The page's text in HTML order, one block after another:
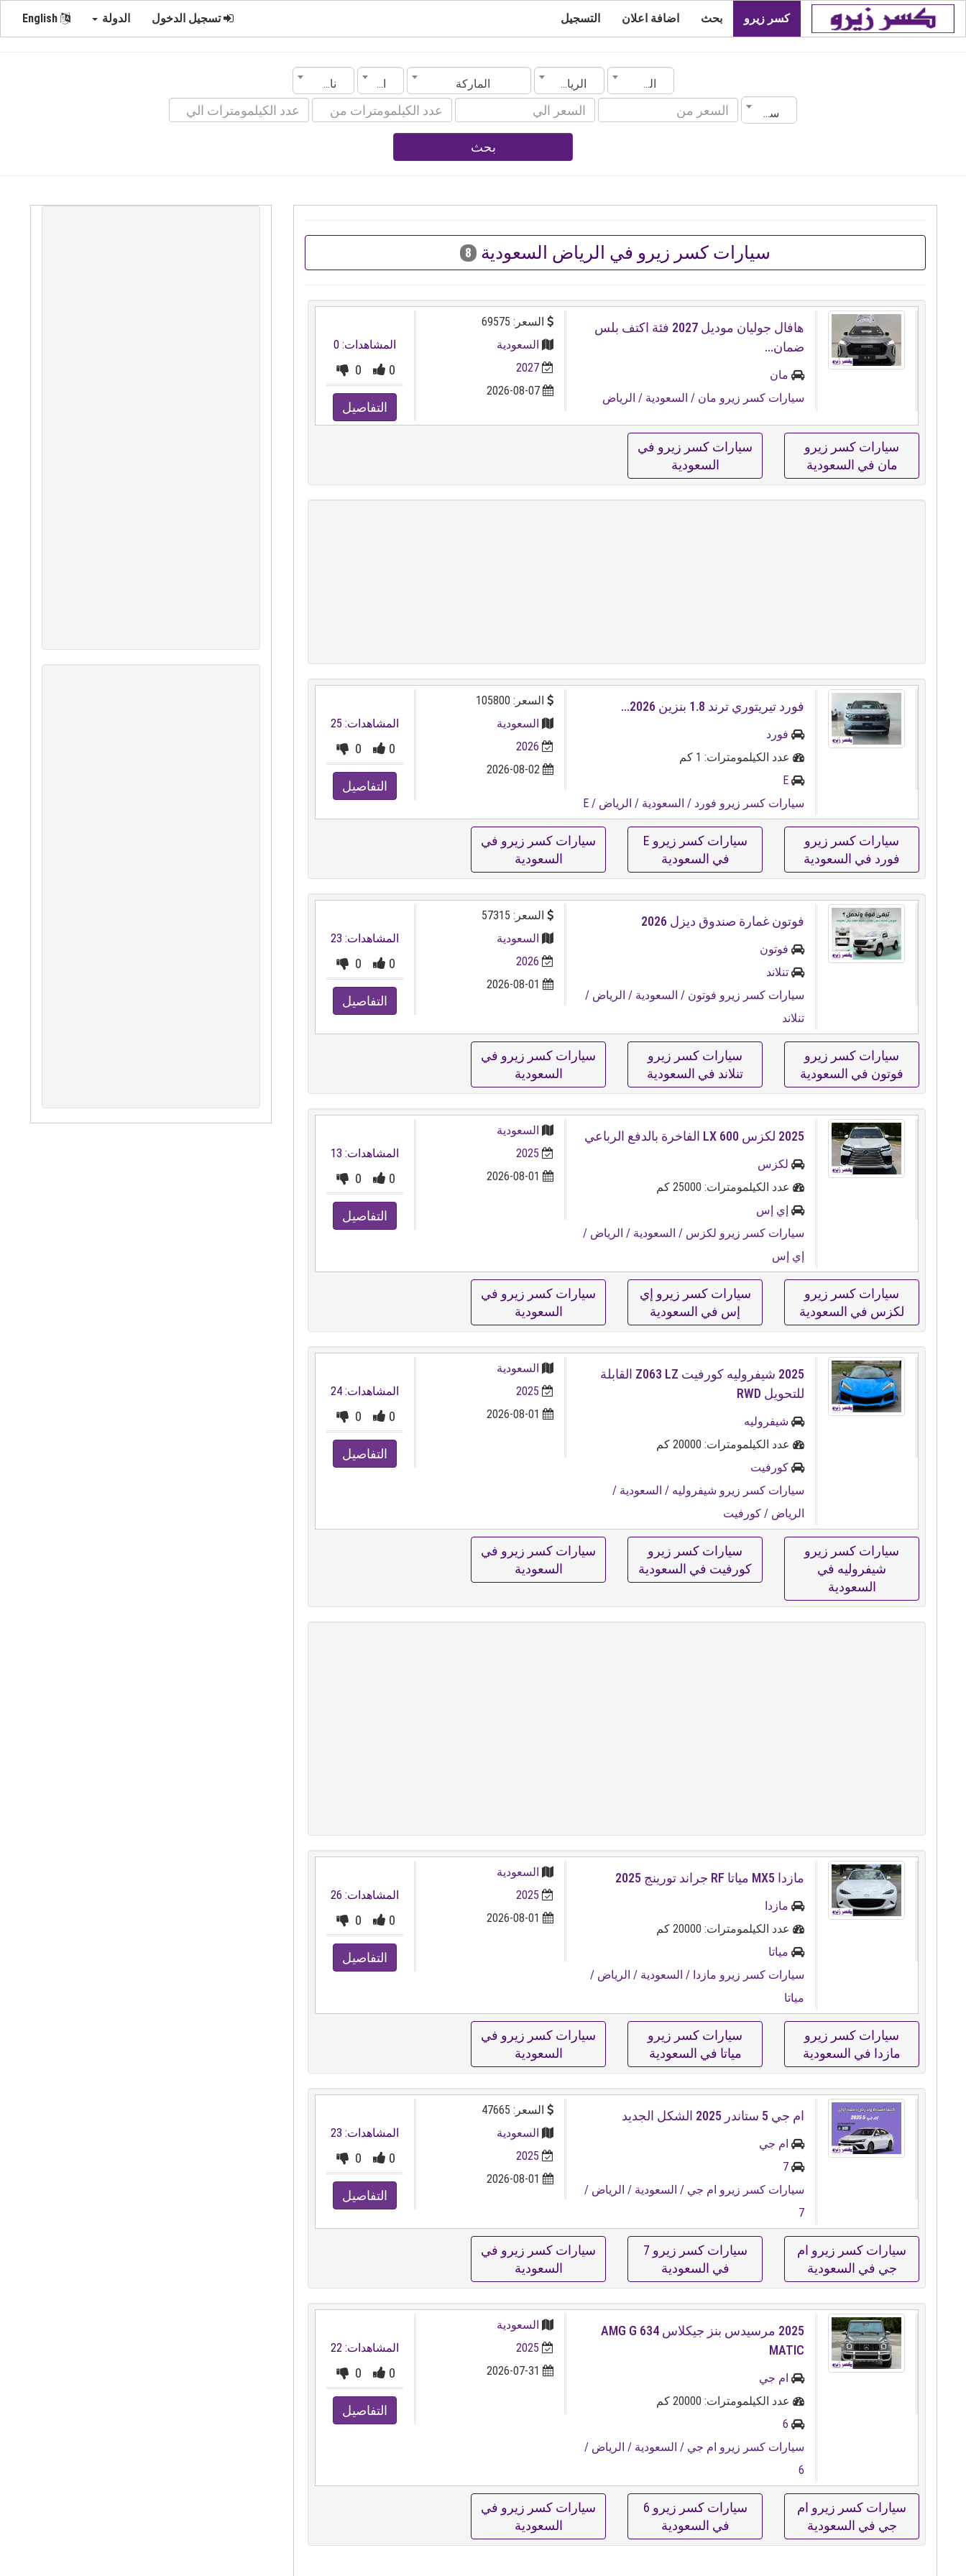
كسر زيرو بحث اضافة اعلان التسجيل تسجيل الدخول الدولة
السعودية الرياض الماركة الموديل ناقل الحركة
سنة الصنع
بحث
سيارات كسر زيرو في الرياض السعودية 8
هافال جوليان موديل ⁦⁦2027⁩⁩ فئة اكتف بلس
ضمان...
مان
سيارات كسر زيرو مان / السعودية / الرياض
السعر: 69575
السعودية
2027
2026-08-07
المشاهدات: 0
0
0
التفاصيل
سيارات كسر زيرو
مان في السعودية
سيارات كسر زيرو في
السعودية
فورد تيريتوري ترند ⁦⁦1.8⁩⁩ بنزين ⁦⁦2026⁩⁩...
فورد
عدد الكيلمومترات: 1 كم
E
سيارات كسر زيرو فورد / السعودية / الرياض / E
السعر: 105800
السعودية
2026
2026-08-02
المشاهدات: 25
0
0
التفاصيل
سيارات كسر زيرو
فورد في السعودية
سيارات كسر زيرو E
في السعودية
سيارات كسر زيرو في
السعودية
فوتون غمارة صندوق ديزل ⁦⁦2026⁩⁩
فوتون
تنلاند
سيارات كسر زيرو فوتون / السعودية / الرياض /
تنلاند
السعر: 57315
السعودية
2026
2026-08-01
المشاهدات: 23
0
0
التفاصيل
سيارات كسر زيرو
فوتون في السعودية
سيارات كسر زيرو
تنلاند في السعودية
سيارات كسر زيرو في
السعودية
2025 لكزس LX 600 الفاخرة بالدفع الرباعي
لكزس
عدد الكيلمومترات: 25000 كم
إي إس
سيارات كسر زيرو لكزس / السعودية / الرياض /
إي إس
السعودية
2025
2026-08-01
المشاهدات: 13
0
0
التفاصيل
سيارات كسر زيرو
لكزس في السعودية
سيارات كسر زيرو إي
إس في السعودية
سيارات كسر زيرو في
السعودية
2025 شيفروليه كورفيت Z063 LZ القابلة
للتحويل RWD
شيفروليه
عدد الكيلمومترات: 20000 كم
كورفيت
سيارات كسر زيرو شيفروليه / السعودية /
الرياض / كورفيت
السعودية
2025
2026-08-01
المشاهدات: 24
0
0
التفاصيل
سيارات كسر زيرو
شيفروليه في
السعودية
سيارات كسر زيرو
كورفيت في السعودية
سيارات كسر زيرو في
السعودية
مازدا MX5 مياتا RF جراند تورينج 2025
مازدا
عدد الكيلمومترات: 20000 كم
مياتا
سيارات كسر زيرو مازدا / السعودية / الرياض /
مياتا
السعودية
2025
2026-08-01
المشاهدات: 26
0
0
التفاصيل
سيارات كسر زيرو
مازدا في السعودية
سيارات كسر زيرو
مياتا في السعودية
سيارات كسر زيرو في
السعودية
ام جي ⁦⁦5⁩⁩ ستاندر ⁦⁦2025⁩⁩ الشكل الجديد
ام جي
7
سيارات كسر زيرو ام جي / السعودية / الرياض /
7
السعر: 47665
السعودية
2025
2026-08-01
المشاهدات: 23
0
0
التفاصيل
سيارات كسر زيرو ام
جي في السعودية
سيارات كسر زيرو 7
في السعودية
سيارات كسر زيرو في
السعودية
2025 مرسيدس بنز جيكلاس AMG G 634
MATIC
ام جي
عدد الكيلمومترات: 20000 كم
6
سيارات كسر زيرو ام جي / السعودية / الرياض /
6
السعودية
2025
2026-07-31
المشاهدات: 22
0
0
التفاصيل
سيارات كسر زيرو ام
جي في السعودية
سيارات كسر زيرو 6
في السعودية
سيارات كسر زيرو في
السعودية